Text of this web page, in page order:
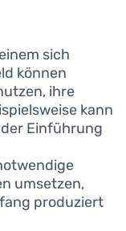
sich
können
ihre
kann
Einführung
umsetzen,
produziert